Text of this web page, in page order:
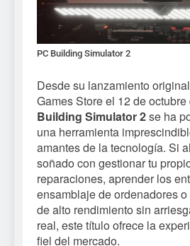
PC Building Simulator 2
Desde su lanzamiento
Games Store el 12 de octubre
Building Simulator 2se ha
una herramienta
amantes de la tecnología. Si
soñado con gestionar tu
reparaciones, aprender los
ensamblaje de ordenadores
de alto rendimiento sin
real, este título ofrece la
fiel del mercado.